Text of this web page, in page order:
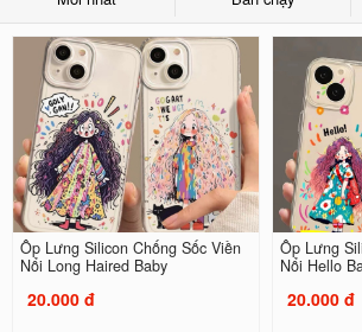
Ốp Lưng Silicon Chống Sốc Viền
Nổi Long Haired Baby
20.000 đ
Ốp Lưng
Nổi Hello
20.000 đ